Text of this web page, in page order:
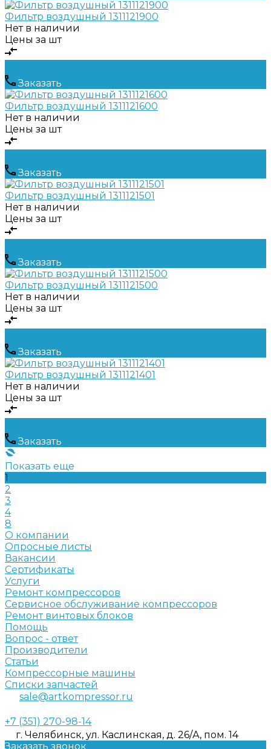
Фильтр воздушный 1311121900
Нет в наличии
Цены за шт
Заказать
Фильтр воздушный 1311121600
Нет в наличии
Цены за шт
Заказать
Фильтр воздушный 1311121501
Нет в наличии
Цены за шт
Заказать
Фильтр воздушный 1311121500
Нет в наличии
Цены за шт
Заказать
Фильтр воздушный 1311121401
Нет в наличии
Цены за шт
Заказать
Показать еще
1
2
3
4
8
О компании
Опросные листы
Вакансии
Сертификаты
Услуги
Ремонт компрессоров
Сервисное обслуживание компрессоров
Ремонт винтовых блоков
Помощь
Вопрос - ответ
Производители
Статьи
Компрессорные машины
Списки запчастей
sale@artkompressor.ru
+7 (351) 270-98-14
г. Челябинск, ул. Каслинская, д. 26/А, пом. 14
Заказать звонок